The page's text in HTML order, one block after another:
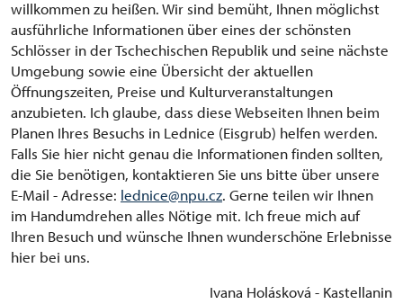
willkommen zu heißen. Wir sind bemüht, Ihnen möglichst
ausführliche Informationen über eines der schönsten
Schlösser in der Tschechischen Republik und seine nächste
Umgebung sowie eine Übersicht der aktuellen
Öffnungszeiten, Preise und Kulturveranstaltungen
anzubieten. Ich glaube, dass diese Webseiten Ihnen beim
Planen Ihres Besuchs in Lednice (Eisgrub) helfen werden.
Falls Sie hier nicht genau die Informationen finden sollten,
die Sie benötigen, kontaktieren Sie uns bitte über unsere
E-Mail - Adresse: lednice@npu.cz. Gerne teilen wir Ihnen
im Handumdrehen alles Nötige mit. Ich freue mich auf
Ihren Besuch und wünsche Ihnen wunderschöne Erlebnisse
hier bei uns.
Ivana Holásková - Kastellanin